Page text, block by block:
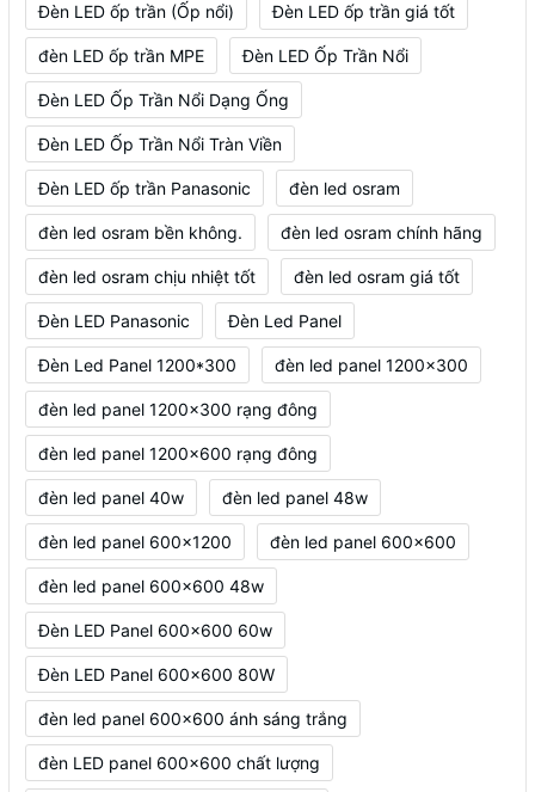
Đèn LED ốp trần (Ốp nổi) Đèn LED ốp trần giá tốt
đèn LED ốp trần MPE Đèn LED Ốp Trần Nổi
Đèn LED Ốp Trần Nổi Dạng Ống
Đèn LED Ốp Trần Nổi Tràn Viền
Đèn LED ốp trần Panasonic đèn led osram
đèn led osram bền không. đèn led osram chính hãng
đèn led osram chịu nhiệt tốt đèn led osram giá tốt
Đèn LED Panasonic Đèn Led Panel
Đèn Led Panel 1200*300 đèn led panel 1200x300
đèn led panel 1200x300 rạng đông
đèn led panel 1200x600 rạng đông
đèn led panel 40w đèn led panel 48w
đèn led panel 600x1200 đèn led panel 600x600
đèn led panel 600x600 48w
Đèn LED Panel 600x600 60w
Đèn LED Panel 600x600 80W
đèn led panel 600x600 ánh sáng trắng
đèn LED panel 600x600 chất lượng